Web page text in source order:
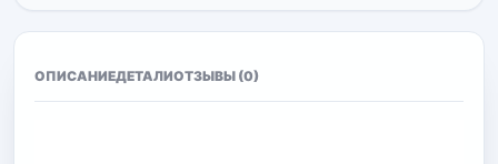
ОПИСАНИЕДЕТАЛИОТЗЫВЫ (0)